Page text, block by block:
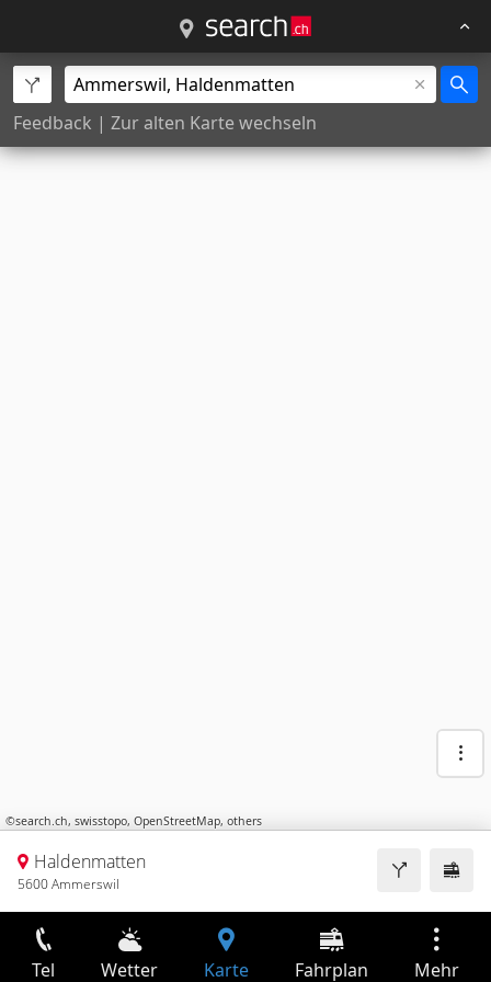
Feedback | Zur alten Karte wechseln
©search.ch, swisstopo, OpenStreetMap, others
Haldenmatten
5600 Ammerswil
Tel Wetter Karte Fahrplan Mehr